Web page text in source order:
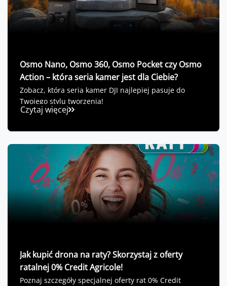
Osmo Nano, Osmo 360, Osmo Pocket czy Osmo
Action – która seria kamer jest dla Ciebie?
Zobacz, która seria kamer DJI najlepiej pasuje do
Twojego stylu tworzenia!
Czytaj więcej
Jak kupić drona na raty? Skorzystaj z oferty
ratalnej 0% Credit Agricole!
Poznaj szczegóły specjalnej oferty rat 0% Credit